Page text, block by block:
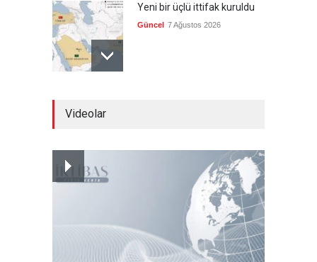
Yeni bir üçlü ittifak kuruldu
Güncel 7 Ağustos 2026
ABD’nin tasfiye planı
7 Ağustos 2026
Videolar